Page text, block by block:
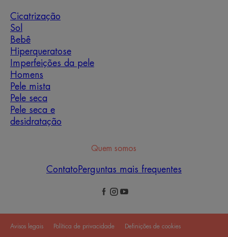
Cicatrização
Sol
Bebê
Hiperqueratose
Imperfeições da pele
Homens
Pele mista
Pele seca
Pele seca e
desidratação
Quem somos
Contato Perguntas mais frequentes
Avisos legais Política de privacidade Definições de cookies